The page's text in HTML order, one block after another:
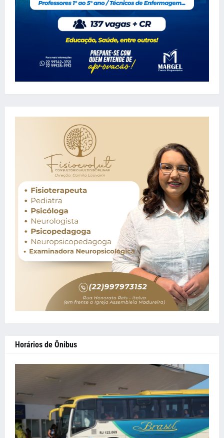
Horários de Ônibus